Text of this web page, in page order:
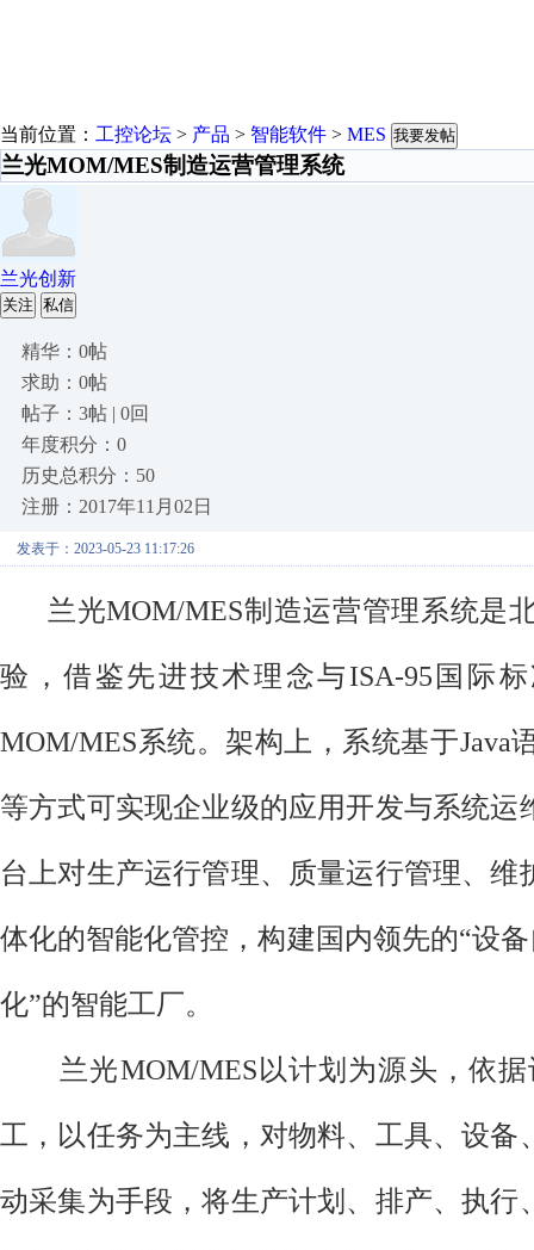
当前位置： 工控论坛 > 产品 > 智能软件 > MES 我要发帖
兰光MOM/MES制造运营管理系统
兰光创新
关注 私信
精华：0帖
求助：0帖
帖子：3帖 | 0回
年度积分：0
历史总积分：50
注册：2017年11月02日
发表于：2023-05-23 11:17:26
兰光MOM/MES制造运营管理系统是
验，借鉴先进技术理念与ISA-95国际
MOM/MES系统。架构上，系统基于
等方式可实现企业级的应用开发与系统
台上对生产运行管理、质量运行管理、
体化的智能化管控，构建国内领先的“设
化”的智能工厂。
兰光MOM/MES以计划为源头，依据
工，以任务为主线，对物料、工具、设
动采集为手段，将生产计划、排产、执